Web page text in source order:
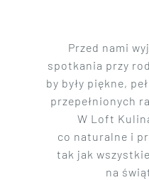
Przed nami
spotkania przy
by były piękne,
przepełnionych
W Loft
co naturalne i
tak jak
na